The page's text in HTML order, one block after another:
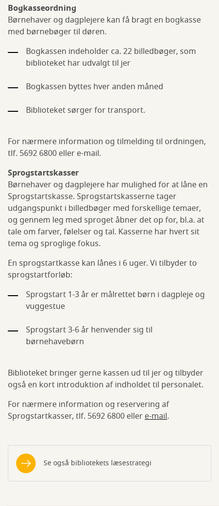
Bogkasseordning
Børnehaver og dagplejere kan få bragt en bogkasse
med børnebøger til døren.
Bogkassen indeholder ca. 22 billedbøger, som
biblioteket har udvalgt til jer
Bogkassen byttes hver anden måned
Biblioteket sørger for transport.
For nærmere information og tilmelding til ordningen,
tlf. 5692 6800 eller e-mail.
Sprogstartskasser
Børnehaver og dagplejere har mulighed for at låne en
Sprogstartskasse. Sprogstartskasserne tager
udgangspunkt i billedbøger med forskellige temaer,
og gennem leg med sproget åbner det op for, bl.a. at
tale om farver, følelser og tal. Kasserne har hvert sit
tema og sproglige fokus.
En sprogstartkasse kan lånes i 6 uger. Vi tilbyder to
sprogstartforløb:
Sprogstart 1-3 år er målrettet børn i dagpleje og
vuggestue
Sprogstart 3-6 år henvender sig til
børnehavebørn
Biblioteket bringer gerne kassen ud til jer og tilbyder
også en kort introduktion af indholdet til personalet.
For nærmere information og reservering af
Sprogstartkasser, tlf. 5692 6800 ellere-mail.
Se også bibliotekets læsestrategi